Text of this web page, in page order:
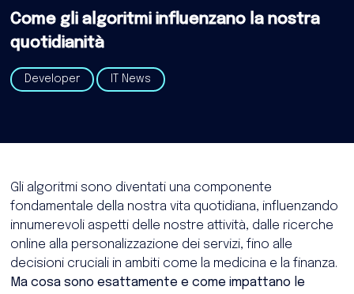
Come gli algoritmi influenzano la nostra
quotidianità
Developer IT News
Gli algoritmi sono diventati una componente
fondamentale della nostra vita quotidiana, influenzando
innumerevoli aspetti delle nostre attività, dalle ricerche
online alla personalizzazione dei servizi, fino alle
decisioni cruciali in ambiti come la medicina e la finanza.
Ma cosa sono esattamente e come impattano le